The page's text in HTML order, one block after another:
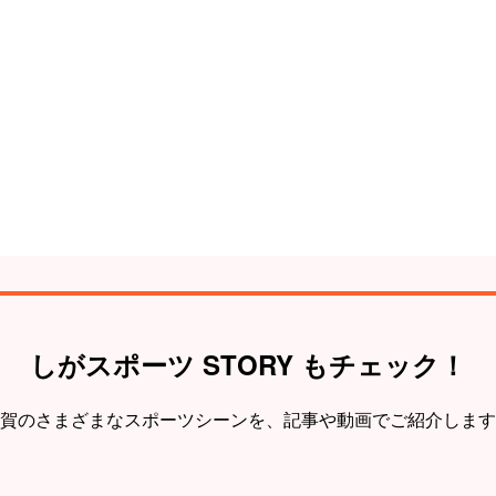
しがスポーツ STORY もチェック！
のさまざまなスポーツシーンを、 記事や動画でご紹介しま